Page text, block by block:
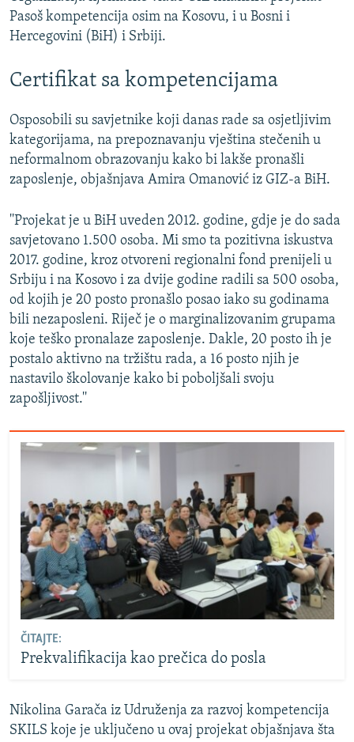
Pasoš kompetencija osim na Kosovu, i u Bosni i
Hercegovini (BiH) i Srbiji.
Certifikat sa kompetencijama
Osposobili su savjetnike koji danas rade sa osjetljivim
kategorijama, na prepoznavanju vještina stečenih u
neformalnom obrazovanju kako bi lakše pronašli
zaposlenje, objašnjava Amira Omanović iz GIZ-a BiH.
''Projekat je u BiH uveden 2012. godine, gdje je do sada
savjetovano 1.500 osoba. Mi smo ta pozitivna iskustva
2017. godine, kroz otvoreni regionalni fond prenijeli u
Srbiju i na Kosovo i za dvije godine radili sa 500 osoba,
od kojih je 20 posto pronašlo posao iako su godinama
bili nezaposleni. Riječ je o marginalizovanim grupama
koje teško pronalaze zaposlenje. Dakle, 20 posto ih je
postalo aktivno na tržištu rada, a 16 posto njih je
nastavilo školovanje kako bi poboljšali svoju
zapošljivost.''
ČITAJTE:
Prekvalifikacija kao prečica do posla
Nikolina Garača iz Udruženja za razvoj kompetencija
SKILS koje je uključeno u ovaj projekat objašnjava šta